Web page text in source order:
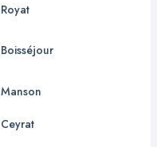
Royat
Boisséjour
Manson
Ceyrat